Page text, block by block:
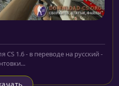
CS 1.6 - в переводе на русский -